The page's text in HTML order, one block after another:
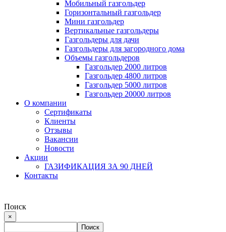
Мобильный газгольдер
Горизонтальный газгольдер
Мини газгольдер
Вертикальные газгольдеры
Газгольдеры для дачи
Газгольдеры для загородного дома
Объемы газгольдеров
Газгольдер 2000 литров
Газгольдер 4800 литров
Газгольдер 5000 литров
Газгольдер 20000 литров
О компании
Сертификаты
Клиенты
Отзывы
Вакансии
Новости
Акции
ГАЗИФИКАЦИЯ ЗА 90 ДНЕЙ
Контакты
Поиск
×